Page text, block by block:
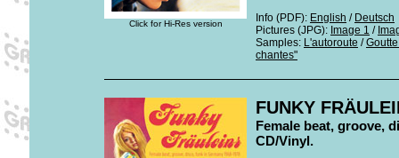
Click for Hi-Res version
Info (PDF): English / Deutsch
Pictures (JPG): Image 1 /
Samples: L'autoroute /
chantes"
FUNKY
Female beat, groove,
CD/Vinyl.